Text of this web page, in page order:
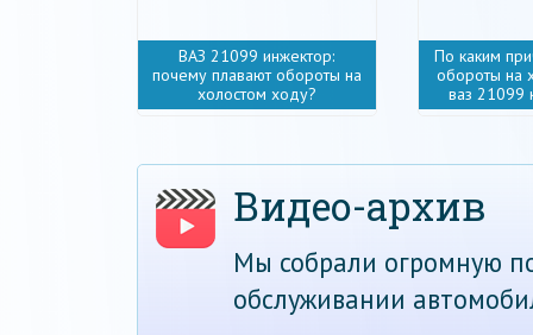
ВАЗ 21099 инжектор:
почему плавают обороты на
холостом ходу?
По каким
обороты на
ваз 21099
Видео-архив
Мы собрали огромную
обслуживании